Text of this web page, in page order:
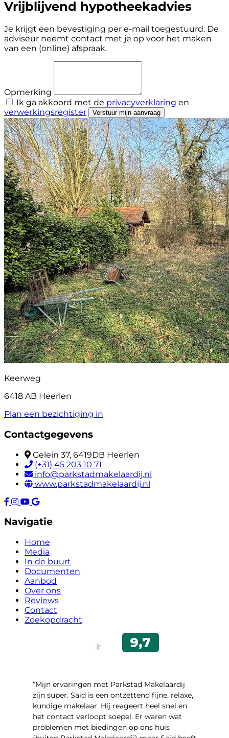
Vrijblijvend hypotheekadvies
Je krijgt een bevestiging per e-mail toegestuurd. De
adviseur neemt contact met je op voor het maken
van een (online) afspraak.
Opmerking
Ik ga akkoord met de privacyverklaring en
verwerkingsregister
Verstuur mijn aanvraag
Keerweg
6418 AB Heerlen
Plan een bezichtiging in
Contactgegevens
Gelein 37, 6419DB Heerlen
(+31) 45 203 10 71
info@parkstadmakelaardij.nl
www.parkstadmakelaardij.nl
Navigatie
Home
Media
In de buurt
Documenten
Aanbod
Over ons
Reviews
Contact
Zoekopdracht
“Mijn ervaringen met Parkstad Makelaardij
zijn super. Said is een ontzettend fijne, relaxe,
kundige makelaar. Hij reageert heel snel en
het contact verloopt soepel. Er waren wat
problemen met biedingen op ons huis